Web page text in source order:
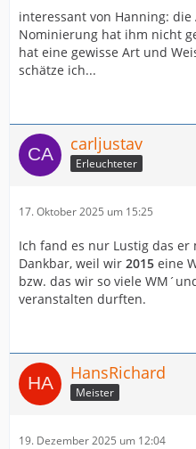
interessant von Hanning:
Nominierung hat ihm nicht
hat eine gewisse Art und
schätze ich...
carljustav
Erleuchteter
17. Oktober 2025 um 15:25
Ich fand es nur Lustig das
Dankbar, weil wir 2015 eine
bzw. das wir so viele
veranstalten durften.
HansRichard
Meister
19. Dezember 2025 um 12:04